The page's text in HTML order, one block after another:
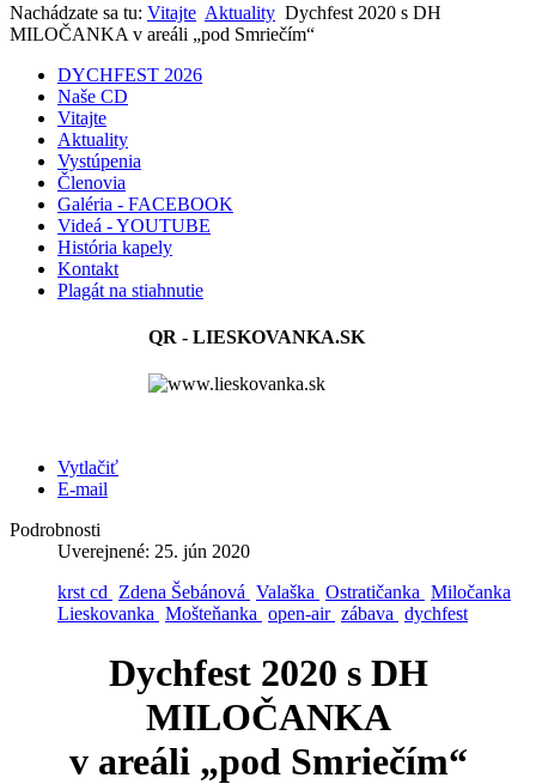
Nachádzate sa tu: Vitajte Aktuality Dychfest 2020 s DH
MILOČANKA v areáli „pod Smriečím“
DYCHFEST 2026
Naše CD
Vitajte
Aktuality
Vystúpenia
Členovia
Galéria - FACEBOOK
Videá - YOUTUBE
História kapely
Kontakt
Plagát na stiahnutie
QR - LIESKOVANKA.SK
Vytlačiť
E-mail
Podrobnosti
Uverejnené: 25. jún 2020
krst cd
Zdena Šebánová Valaška Ostratičanka Miločanka
Lieskovanka Mošteňanka open-air zábava dychfest
Dychfest 2020 s DH
MILOČANKA
v areáli „pod Smriečím“